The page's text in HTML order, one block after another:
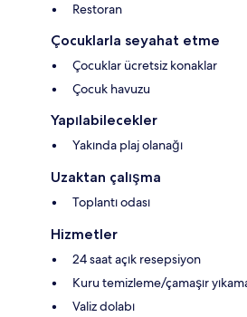
Restoran
Çocuklarla seyahat etme
Çocuklar ücretsiz konaklar
Çocuk havuzu
Yapılabilecekler
Yakında plaj olanağı
Uzaktan çalışma
Toplantı odası
Hizmetler
24 saat açık resepsiyon
Kuru temizleme/çamaşır
Valiz dolabı